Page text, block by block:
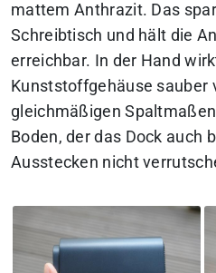
mattem Anthrazit. Das
Schreibtisch und hält die
erreichbar. In der Hand
Kunststoffgehäuse sauber
gleichmäßigen
Boden, der das Dock auch
Ausstecken nicht